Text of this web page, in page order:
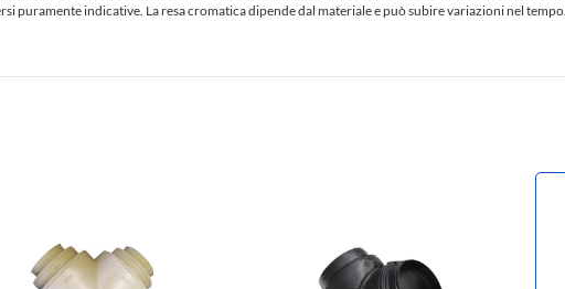
indicative. La resa cromatica dipende dal materiale e può subire variazioni nel tempo.